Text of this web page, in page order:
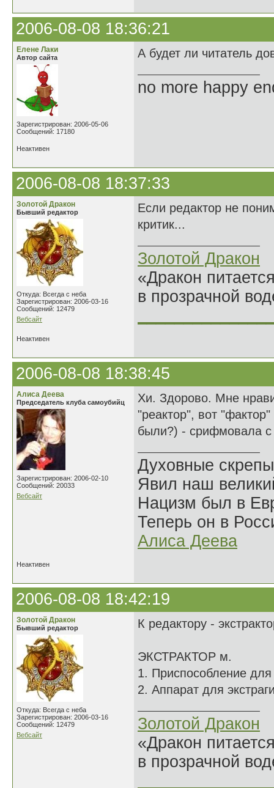
2006-08-08 18:36:21
Елене Лаки
Автор сайта
Зарегистрирован: 2006-05-06
Сообщений: 17180
А будет ли читатель
no more happy
Неактивен
2006-08-08 18:37:33
Золотой Дракон
Бывший редактор
Откуда: Всегда с неба
Зарегистрирован: 2006-03-16
Сообщений: 12479
Вебсайт
Если редактор не
критик...
Золотой Дракон
«Дракон
в прозрачной
Неактивен
2006-08-08 18:38:45
Алиса Деева
Председатель клуба самоубийц
Зарегистрирован: 2006-02-10
Сообщений: 20033
Вебсайт
Хи. Здорово. Мне
"реактор", вот
были?) - срифмовала с
Духовные
Явил наш
Нацизм был в
Теперь он в
Алиса Деева
Неактивен
2006-08-08 18:42:19
Золотой Дракон
Бывший редактор
Откуда: Всегда с неба
Зарегистрирован: 2006-03-16
Сообщений: 12479
Вебсайт
К редактору -
ЭКСТРАКТОР м.
1. Приспособление
2. Аппарат для
Золотой Дракон
«Дракон
в прозрачной